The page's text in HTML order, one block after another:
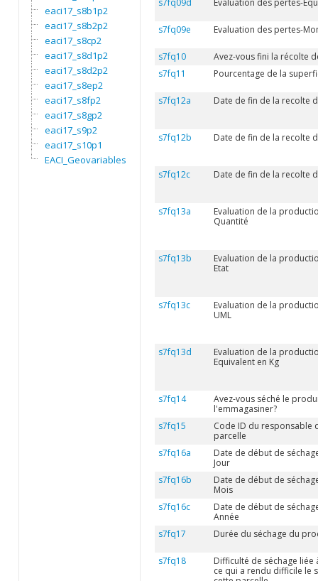
eaci17_s8b1p2
eaci17_s8b2p2
eaci17_s8cp2
eaci17_s8d1p2
eaci17_s8d2p2
eaci17_s8ep2
eaci17_s8fp2
eaci17_s8gp2
eaci17_s9p2
eaci17_s10p1
EACI_Geovariables
s7fq09d Evaluation des pertes-
s7fq09e Evaluation des pertes-
s7fq10
Avez-vous fini la récolte
s7fq11
Pourcentage de la
s7fq12a Date de fin de la recolte
s7fq12b Date de fin de la recolte
s7fq12c Date de fin de la recolte
s7fq13a
Evaluation de la
Quantité
s7fq13b
Evaluation de la
Etat
s7fq13c
Evaluation de la
UML
s7fq13d
Evaluation de la
Equivalent en Kg
s7fq14
Avez-vous séché le
l'emmagasiner?
s7fq15
Code ID du responsable
parcelle
s7fq16a
Date de début de
Jour
s7fq16b
Date de début de
Mois
s7fq16c
Date de début de
Année
s7fq17
Durée du séchage du
s7fq18
Difficulté de séchage
ce qui a rendu difficile le